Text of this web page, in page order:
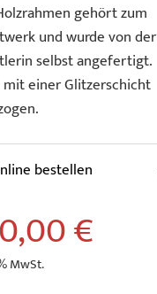
gehört zum
und wurde von der
selbst angefertigt.
mit einer Glitzerschicht
bestellen
€
MwSt.